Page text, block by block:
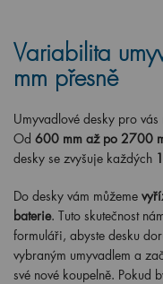
Variabilita
mm přesně
Umyvadlové desky pro
Od 600 mm až po 2700
desky se zvyšuje každých
Do desky vám můžeme
baterie. Tuto skutečnost
formuláři, abyste desku
vybraným umyvadlem a
své nové koupelně. Pokud